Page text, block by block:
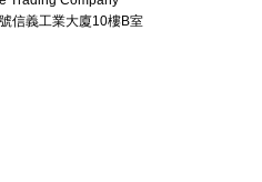
信義工業大廈10樓B室